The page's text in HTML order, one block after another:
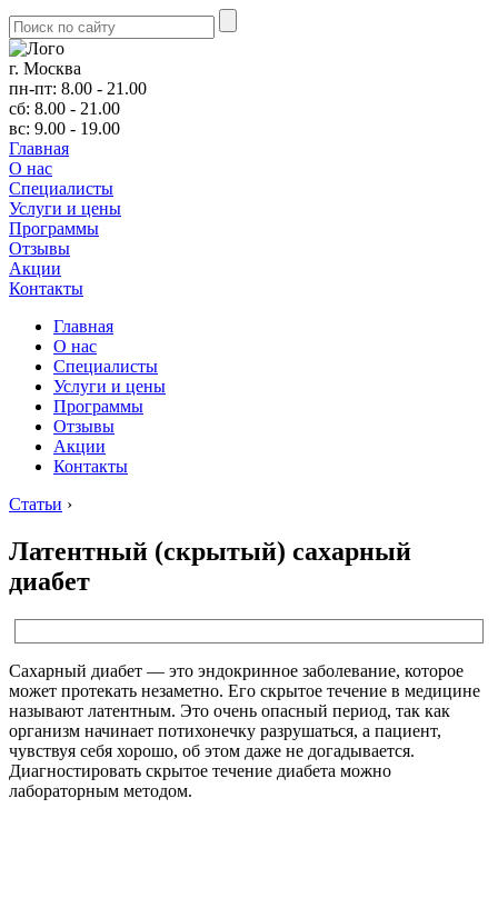
г. Москва
пн-пт: 8.00 - 21.00
сб: 8.00 - 21.00
вс: 9.00 - 19.00
Главная
О нас
Cпециалисты
Услуги и цены
Программы
Отзывы
Акции
Контакты
Главная
О нас
Cпециалисты
Услуги и цены
Программы
Отзывы
Акции
Контакты
Статьи ›
Латентный (скрытый) сахарный
диабет
Сахарный диабет — это эндокринное заболевание, которое
может протекать незаметно. Его скрытое течение в медицине
называют латентным. Это очень опасный период, так как
организм начинает потихонечку разрушаться, а пациент,
чувствуя себя хорошо, об этом даже не догадывается.
Диагностировать скрытое течение диабета можно
лабораторным методом.